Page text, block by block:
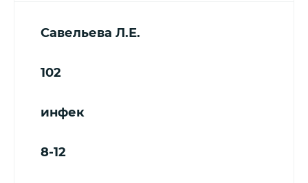
Савельева Л.Е.
102
инфек
8-12